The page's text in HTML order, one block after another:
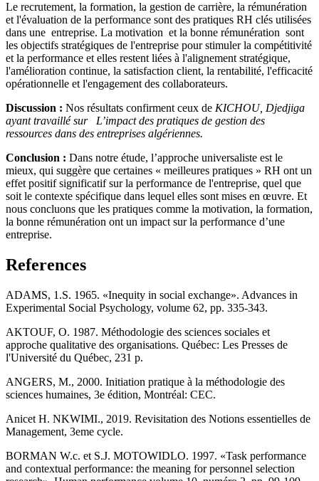
Le recrutement, la formation, la gestion de carrière, la rémunération
et l'évaluation de la performance sont des pratiques RH clés utilisées
dans une entreprise. La motivation et la bonne rémunération sont
les objectifs stratégiques de l'entreprise pour stimuler la compétitivité
et la performance et elles restent liées à l'alignement stratégique,
l'amélioration continue, la satisfaction client, la rentabilité, l'efficacité
opérationnelle et l'engagement des collaborateurs.
Discussion : Nos résultats confirment ceux de KICHOU, Djedjiga
ayant travaillé sur L’impact des pratiques de gestion des
ressources dans des entreprises algériennes.
Conclusion : Dans notre étude, l’approche universaliste est le
mieux, qui suggère que certaines « meilleures pratiques » RH ont un
effet positif significatif sur la performance de l'entreprise, quel que
soit le contexte spécifique dans lequel elles sont mises en œuvre. Et
nous concluons que les pratiques comme la motivation, la formation,
la bonne rémunération ont un impact sur la performance d’une
entreprise.
References
ADAMS, 1.S. 1965. «Inequity in social exchange». Advances in
Experimental Social Psychology, volume 62, pp. 335-343.
AKTOUF, O. 1987. Méthodologie des sciences sociales et
approche qualitative des organisations. Québec: Les Presses de
l'Université du Québec, 231 p.
ANGERS, M., 2000. Initiation pratique à la méthodologie des
sciences humaines, 3e édition, Montréal: CEC.
Anicet H. NKWIMI., 2019. Revisitation des Notions essentielles de
Management, 3eme cycle.
BORMAN W.c. et S.J. MOTOWIDLO. 1997. «Task performance
and contextual performance: the meaning for personnel selection